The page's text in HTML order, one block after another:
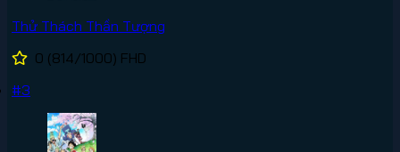
Thử Thách Thần Tượng
0 (814/1000) FHD
#3